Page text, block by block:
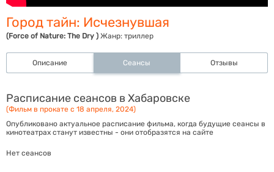
Город тайн: Исчезнувшая
(Force of Nature: The Dry ) Жанр: триллер
Описание Сеансы Отзывы
Расписание сеансов в Хабаровске
(Фильм в прокате с 18 апреля, 2024)
Опубликовано актуальное расписание фильма, когда будущие сеансы в
кинотеатрах станут известны - они отобразятся на сайте
Нет сеансов